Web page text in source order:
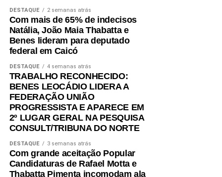
DESTAQUE 2 semanas atrás
Com mais de 65% de indecisos
Natália, João Maia Thabatta e
Benes lideram para deputado
federal em Caicó
DESTAQUE 4 semanas atrás
TRABALHO RECONHECIDO:
BENES LEOCÁDIO LIDERA A
FEDERAÇÃO UNIÃO
PROGRESSISTA E APARECE EM
2º LUGAR GERAL NA PESQUISA
CONSULT/TRIBUNA DO NORTE
DESTAQUE 3 semanas atrás
Com grande aceitação Popular
Candidaturas de Rafael Motta e
Thabatta Pimenta incomodam ala